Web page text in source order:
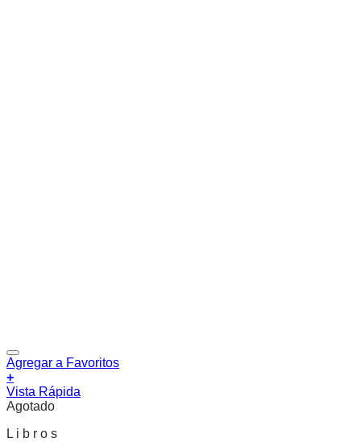
Agregar a Favoritos
+
Vista Rápida
Agotado
L i b r o s